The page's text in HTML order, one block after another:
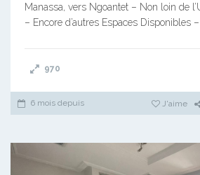
Manassa, vers Ngoantet – Non loin de
– Encore d’autres Espaces Disponibles –
970
6 mois depuis J'aime